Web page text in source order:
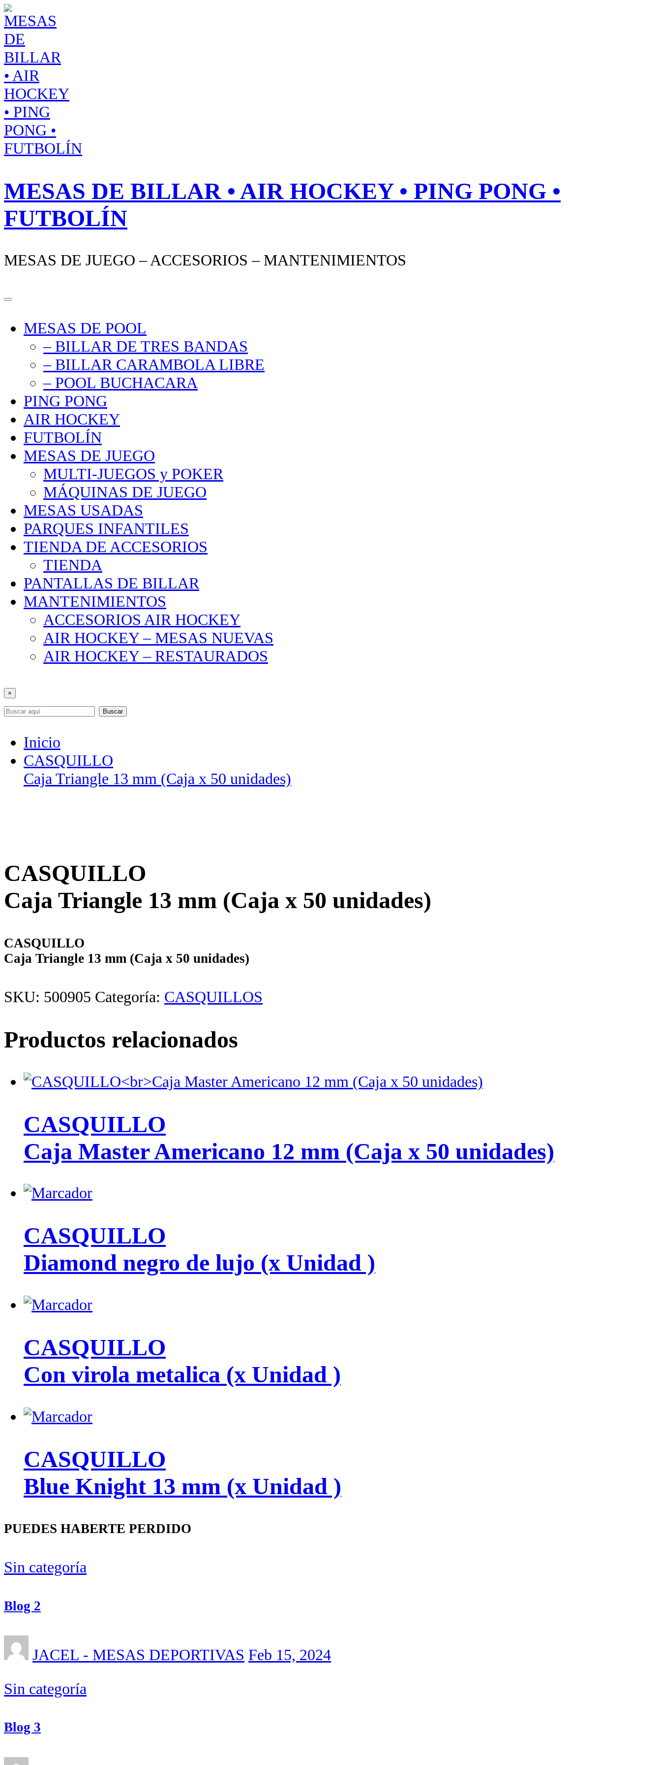
Saltar
al
contenido
MESAS DE BILLAR • AIR HOCKEY • PING PONG •
FUTBOLÍN
MESAS DE JUEGO – ACCESORIOS – MANTENIMIENTOS
MESAS DE POOL
– BILLAR DE TRES BANDAS
– BILLAR CARAMBOLA LIBRE
– POOL BUCHACARA
PING PONG
AIR HOCKEY
FUTBOLÍN
MESAS DE JUEGO
MULTI-JUEGOS y POKER
MÁQUINAS DE JUEGO
MESAS USADAS
PARQUES INFANTILES
TIENDA DE ACCESORIOS
TIENDA
PANTALLAS DE BILLAR
MANTENIMIENTOS
ACCESORIOS AIR HOCKEY
AIR HOCKEY – MESAS NUEVAS
AIR HOCKEY – RESTAURADOS
×
Buscar
Inicio
CASQUILLO
Caja Triangle 13 mm (Caja x 50 unidades)
CASQUILLO
Caja Triangle 13 mm (Caja x 50 unidades)
CASQUILLO
Caja Triangle 13 mm (Caja x 50 unidades)
SKU: 500905 Categoría: CASQUILLOS
Productos relacionados
CASQUILLO
Caja Master Americano 12 mm (Caja x 50 unidades)
CASQUILLO
Diamond negro de lujo (x Unidad )
CASQUILLO
Con virola metalica (x Unidad )
CASQUILLO
Blue Knight 13 mm (x Unidad )
PUEDES HABERTE PERDIDO
Sin categoría
Blog 2
JACEL - MESAS DEPORTIVAS Feb 15, 2024
Sin categoría
Blog 3